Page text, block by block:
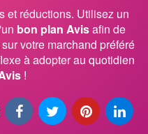
et réductions. Utilisez un
bon plan Avisafin de
votre marchand préféré
à adopter au quotidien
!